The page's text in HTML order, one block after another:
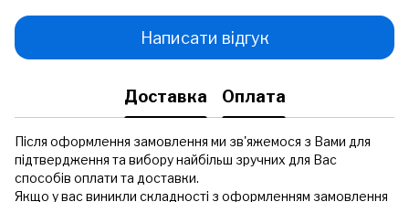
Написати відгук
Доставка Оплата
Після оформлення замовлення ми зв'яжемося з Вами для
підтвердження та вибору найбільш зручних для Вас
способів оплати та доставки.
Якщо у вас виникли складності з оформленням замовлення